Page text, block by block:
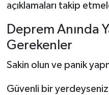
açıklamaları takip
Deprem Anında
Gerekenler
Sakin olun ve panik
Güvenli bir